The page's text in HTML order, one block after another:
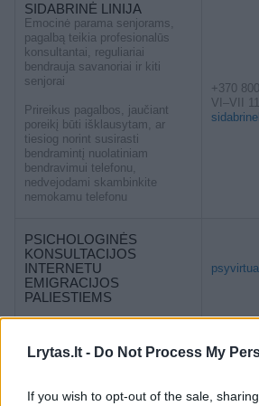
Lrytas.lt - Do Not Process My
If you wish to opt-out of the sale,
SIDABRINĖ LINIJA
Emocinė parama senjorams,
pagalbą teikia profesionalūs
konsultantai, reguliariai
bendrauja savanoriai ir kiti
senjorai
Prireikus pagalbos, jaučiant
poreikį būti išklausytam, ar
tiesiog norint susirasti
bendramintį nuolatiniam
bendravimui telefonu,
nedvejodami skambinkite
nemokamu telefonu
+370
VI–VII
PSICHOLOGINĖS
KONSULTACIJOS
INTERNETU
EMIGRACIJOS
PALIESTIEMS
VYRŲ LINIJA
Emocinė parama vyrams,
+370
14.00